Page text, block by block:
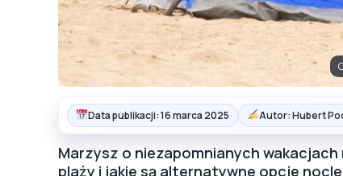
Data publikacji: 16 marca 2025 Autor: Hubert
Marzysz o niezapomnianych
plaży i jakie są alternatywne opcje